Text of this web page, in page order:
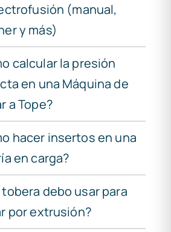
(manual,
y más)
calcular la presión
en una Máquina de
a Tope?
hacer insertos en una
en carga?
tobera debo usar para
por extrusión?